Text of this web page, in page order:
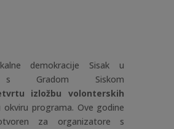
demokracije Sisak u
s Gradom Siskom
izložbu volonterskih
okviru programa. Ove godine
za organizatore s